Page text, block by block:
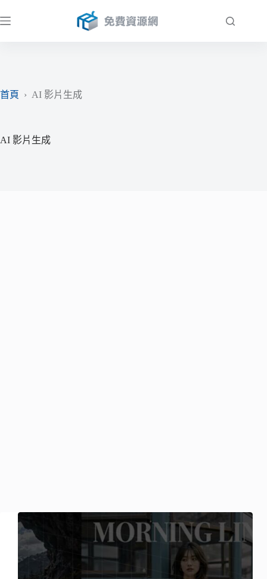
至
首頁
› AI 影片生成
AI 影片生成